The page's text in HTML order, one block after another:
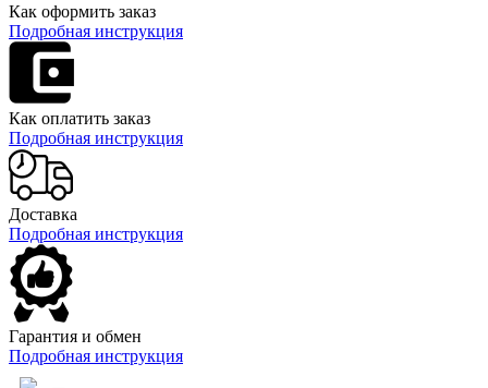
Как оформить заказ
Подробная инструкция
Как оплатить заказ
Подробная инструкция
Доставка
Подробная инструкция
Гарантия и обмен
Подробная инструкция